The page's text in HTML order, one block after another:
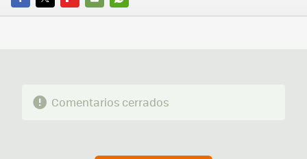
FACEBOOK
TWITTERFLIPBOARD
E-
WHATSAPP
Comentarios cerrados